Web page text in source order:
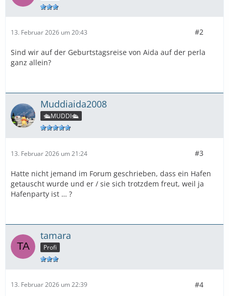
13. Februar 2026 um 20:43 #2
Sind wir auf der Geburtstagsreise von Aida auf der perla
ganz allein?
Muddiaida2008
🛳️MUDDI🛳️
13. Februar 2026 um 21:24 #3
Hatte nicht jemand im Forum geschrieben, dass ein Hafen
getauscht wurde und er / sie sich trotzdem freut, weil ja
Hafenparty ist … ?
tamara
Profi
13. Februar 2026 um 22:39 #4